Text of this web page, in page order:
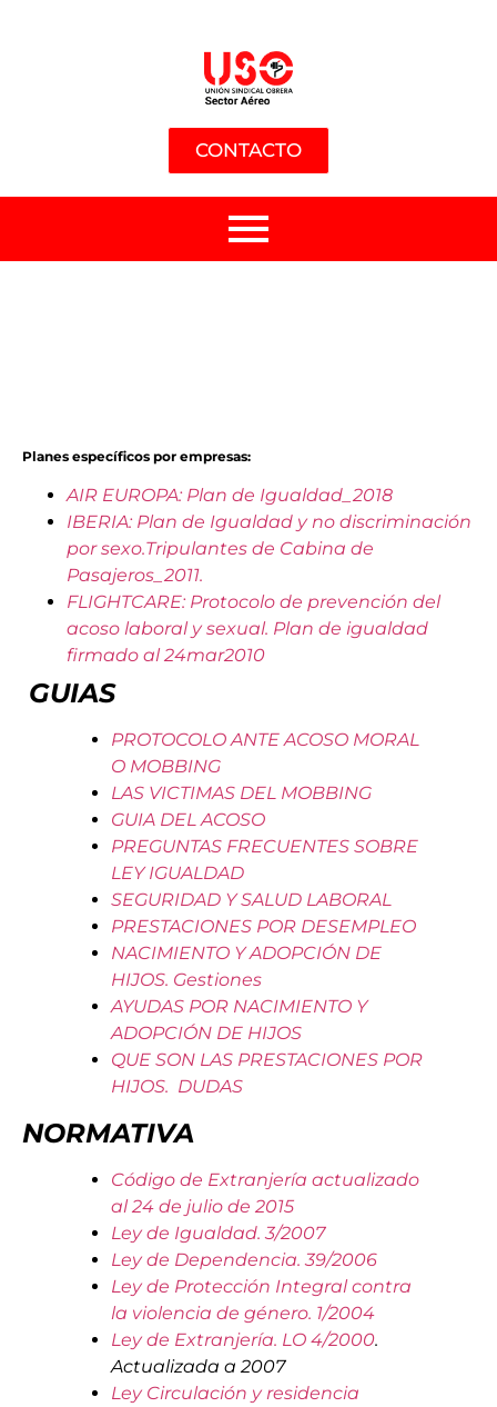
CONTACTO
Planes específicos por empresas:
AIR EUROPA: Plan de Igualdad_2018
IBERIA: Plan de Igualdad y no discriminación
por sexo.Tripulantes de Cabina de
Pasajeros_2011.
FLIGHTCARE: Protocolo de prevención del
acoso laboral y sexual. Plan de igualdad
firmado al 24mar2010
GUIAS
PROTOCOLO ANTE ACOSO MORAL
O MOBBING
LAS VICTIMAS DEL MOBBING
GUIA DEL ACOSO
PREGUNTAS FRECUENTES SOBRE
LEY IGUALDAD
SEGURIDAD Y SALUD LABORAL
PRESTACIONES POR DESEMPLEO
NACIMIENTO Y ADOPCIÓN DE
HIJOS. Gestiones
AYUDAS POR NACIMIENTO Y
ADOPCIÓN DE HIJOS
QUE SON LAS PRESTACIONES POR
HIJOS. DUDAS
NORMATIVA
Código de Extranjería actualizado
al 24 de julio de 2015
Ley de Igualdad. 3/2007
Ley de Dependencia. 39/2006
Ley de Protección Integral contra
la violencia de género. 1/2004
Ley de Extranjería. LO 4/2000.
Actualizada a 2007
Ley Circulación y residencia